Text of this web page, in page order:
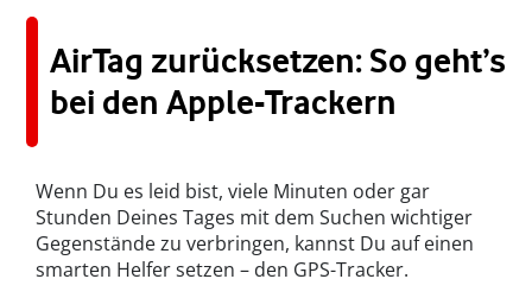
AirTag zurücksetzen: So geht’s
bei den Apple-Trackern
Wenn Du es leid bist, viele Minuten oder gar
Stunden Deines Tages mit dem Suchen wichtiger
Gegenstände zu verbringen, kannst Du auf einen
smarten Helfer setzen – den GPS-Tracker.